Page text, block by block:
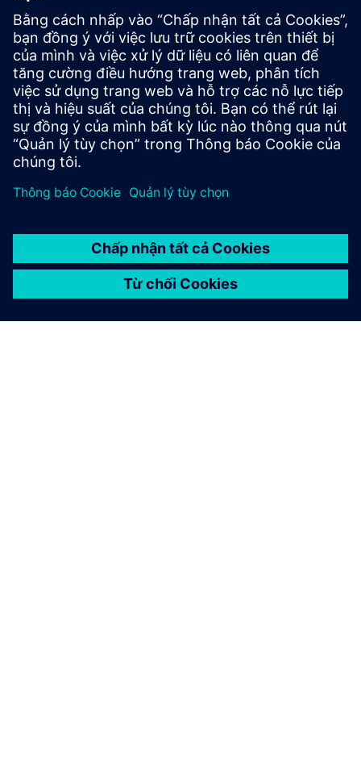
IBS Rotary Inspector
Qualifying the performance of 5-axis machines can be
complex. The Rotary Inspector measurement system
provides a revolutionary method to simplify this process.
Tìm hiểu thêm